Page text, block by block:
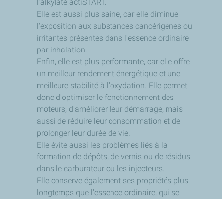
l’alkylate actiSTART.
Elle est aussi plus saine, car elle diminue
l'exposition aux substances cancérigènes ou
irritantes présentes dans l'essence ordinaire
par inhalation.
Enfin, elle est plus performante, car elle offre
un meilleur rendement énergétique et une
meilleure stabilité à l'oxydation. Elle permet
donc d'optimiser le fonctionnement des
moteurs, d'améliorer leur démarrage, mais
aussi de réduire leur consommation et de
prolonger leur durée de vie.
Elle évite aussi les problèmes liés à la
formation de dépôts, de vernis ou de résidus
dans le carburateur ou les injecteurs.
Elle conserve également ses propriétés plus
longtemps que l'essence ordinaire, qui se